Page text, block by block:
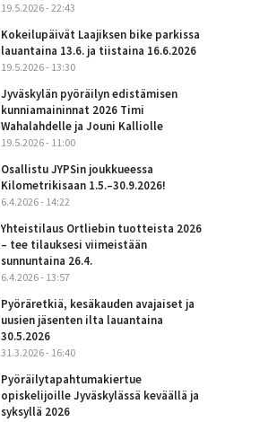
19.5.2026 - 22:43
Kokeilupäivät Laajiksen bike parkissa
lauantaina 13.6. ja tiistaina 16.6.2026
19.5.2026 - 13:30
Jyväskylän pyöräilyn edistämisen
kunniamaininnat 2026 Timi
Wahalahdelle ja Jouni Kalliolle
19.5.2026 - 11:00
Osallistu JYPSin joukkueessa
Kilometrikisaan 1.5.–30.9.2026!
6.4.2026 - 14:22
Yhteistilaus Ortliebin tuotteista 2026
– tee tilauksesi viimeistään
sunnuntaina 26.4.
6.4.2026 - 13:57
Pyöräretkiä, kesäkauden avajaiset ja
uusien jäsenten ilta lauantaina
30.5.2026
31.3.2026 - 16:40
Pyöräilytapahtumakiertue
opiskelijoille Jyväskylässä keväällä ja
syksyllä 2026